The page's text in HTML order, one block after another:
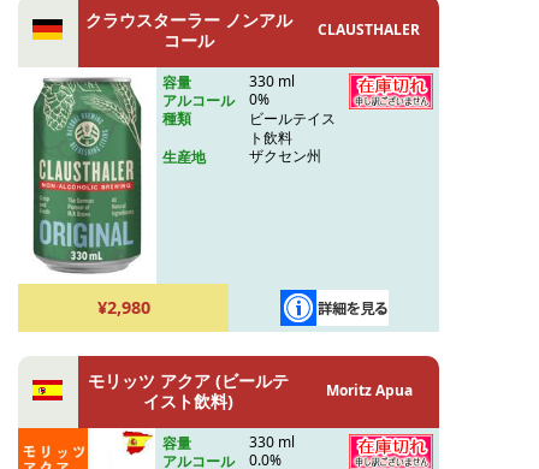
クラウスターラー ノンアル
コール
CLAUSTHALER
容量
330 ml
アルコール
0%
種類
ビールテイス
ト飲料
生産地
ザクセン州
¥2,980
モリッツ アクア (ビールテ
イスト飲料)
Moritz Apua
容量
330 ml
アルコール
0.0%